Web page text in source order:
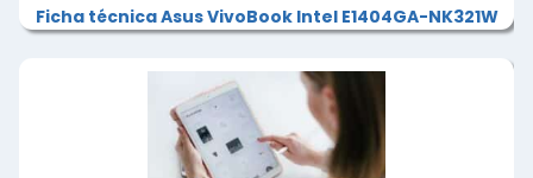
Ficha técnica Asus VivoBook Intel E1404GA-NK321W